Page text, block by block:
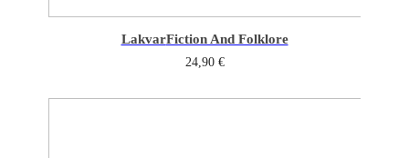
LakvarFiction And Folklore
24,90 €